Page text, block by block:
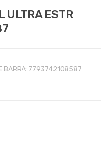
ULTRA ESTR
BARRA: 7793742108587